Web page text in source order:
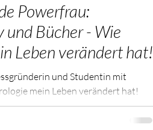
Powerfrau:
und Bücher - Wie
Leben verändert hat!
und Studentin mit
mein Leben verändert hat!
Mutter